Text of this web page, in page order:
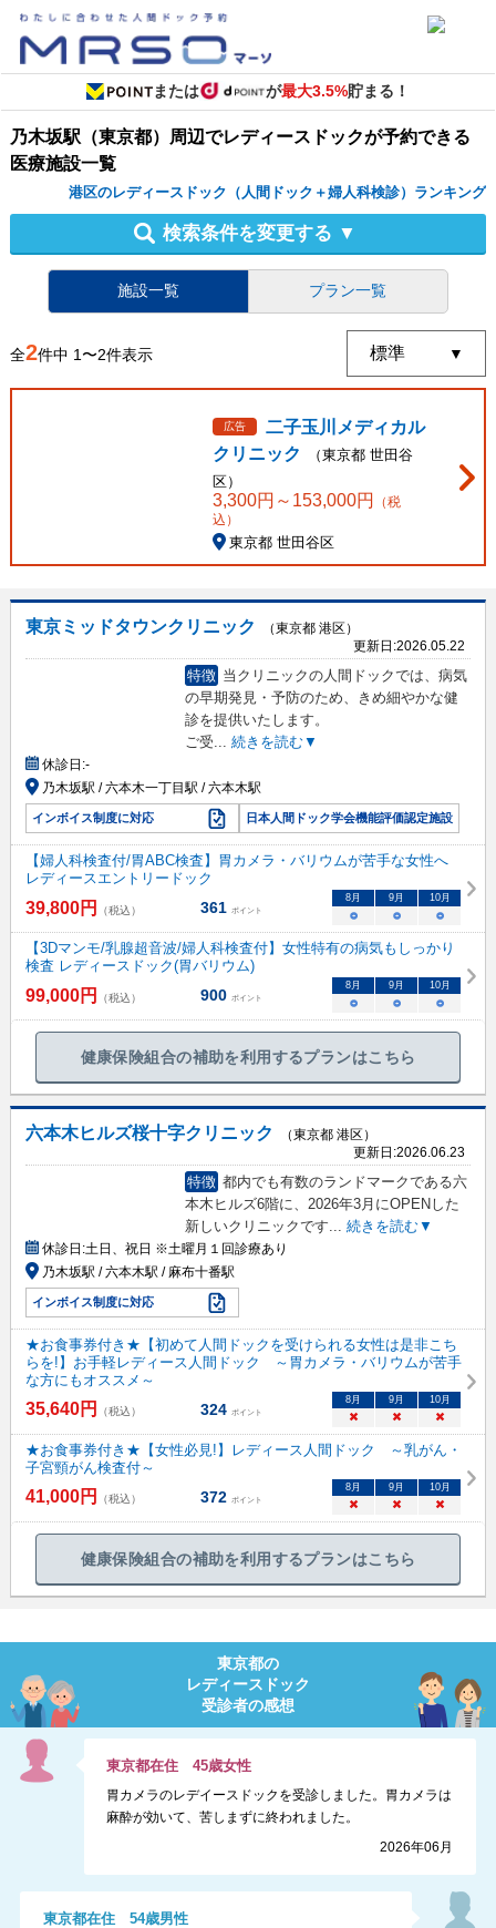
または が最大3.5%貯まる！
乃木坂駅（東京都）周辺でレディースドックが予約できる
医療施設一覧
港区のレディースドック（人間ドック＋婦人科検診）ランキング
検索条件を変更する ▼
施設一覧 プラン一覧
全2件中 1〜2件表示
広告
二子玉川メディカル
クリニック
（東京都 世田谷
区）
3,300円～ 153,000円
（税
込）
東京都 世田谷区
東京ミッドタウンクリニック
（東京都 港区）
更新日:2026.05.22
特徴 当クリニックの人間ドックでは、病気
の早期発見・予防のため、きめ細やかな健
診を提供いたします。
ご受... 続きを読む▼
休診日:-
乃木坂駅 / 六本木一丁目駅 / 六本木駅
インボイス制度に対応 日本人間ドック学会機能評価認定施設
【婦人科検査付/胃ABC検査】胃カメラ・バリウムが苦手な女性へ
レディースエントリードック
39,800円 （税込） 361 ポイント
8月 9月 10月
○ ○ ○
【3Dマンモ/乳腺超音波/婦人科検査付】女性特有の病気もしっかり
検査 レディースドック(胃バリウム)
99,000円 （税込） 900 ポイント
8月 9月 10月
○ ○ ○
健康保険組合の補助を利用するプランはこちら
六本木ヒルズ桜十字クリニック
（東京都 港区）
更新日:2026.06.23
特徴 都内でも有数のランドマークである六
本木ヒルズ6階に、2026年3月にOPENした
新しいクリニックです
続きを読む▼
休診日:土日、祝日 ※土曜月１回診療あり
乃木坂駅 / 六本木駅 / 麻布十番駅
インボイス制度に対応
★お食事券付き★【初めて人間ドックを受けられる女性は是非こち
らを!】お手軽レディース人間ドック ～胃カメラ・バリウムが苦手
な方にもオススメ～
35,640円 （税込） 324 ポイント
8 月 9 月 10月
× × ×
★お食事券付き★【女性必見!】レディース人間ドック ～乳がん・
子宮頸がん検査付～
41,000円 （税込） 372 ポイント
8 月 9 月 10月
× × ×
健康保険組合の補助を利用するプランはこちら
東京都の
レディースドック
受診者の感想
東京都在住45歳女性
胃カメラのレデイースドックを受診しました。胃カメラは
麻酔が効いて、苦しまずに終われました。
2026年06月
東京都在住 54歳男性